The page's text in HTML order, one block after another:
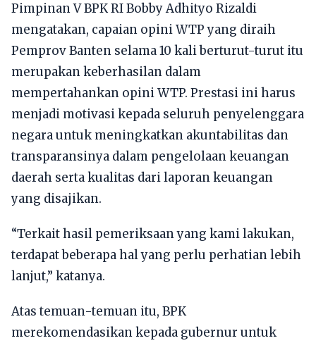
Pimpinan V BPK RI Bobby Adhityo Rizaldi
mengatakan, capaian opini WTP yang diraih
Pemprov Banten selama 10 kali berturut-turut itu
merupakan keberhasilan dalam
mempertahankan opini WTP. Prestasi ini harus
menjadi motivasi kepada seluruh penyelenggara
negara untuk meningkatkan akuntabilitas dan
transparansinya dalam pengelolaan keuangan
daerah serta kualitas dari laporan keuangan
yang disajikan.
“Terkait hasil pemeriksaan yang kami lakukan,
terdapat beberapa hal yang perlu perhatian lebih
lanjut,” katanya.
Atas temuan-temuan itu, BPK
merekomendasikan kepada gubernur untuk